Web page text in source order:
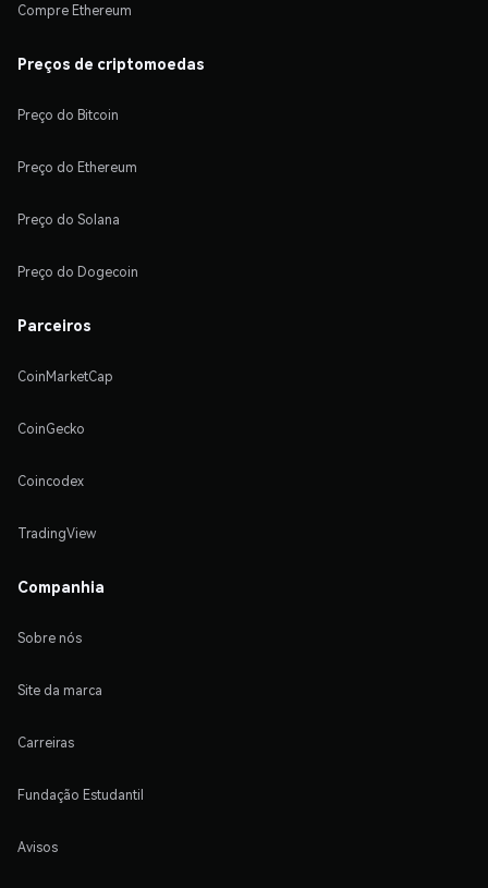
Compre Ethereum
Preços de criptomoedas
Preço do Bitcoin
Preço do Ethereum
Preço do Solana
Preço do Dogecoin
Parceiros
CoinMarketCap
CoinGecko
Coincodex
TradingView
Companhia
Sobre nós
Site da marca
Carreiras
Fundação Estudantil
Avisos